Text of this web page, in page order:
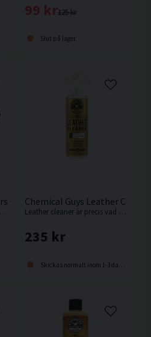
125 kr
99 kr
Slut på lager
Svart 3-pack Mikrofiberduk
skydd av alla fordons yttre delar.
Chemical Guys Leather
Leather cleaner är precis vad det låter som, en produkt som gör rent alla typer av läder.
235 kr
Skickas normalt inom 1-3 dagar